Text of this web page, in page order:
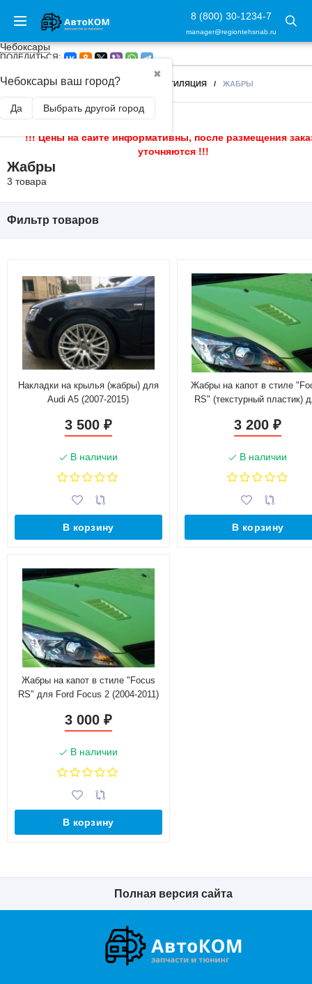
8 (800) 30-1234-7
manager@regiontehsnab.ru
Чебоксары
✖
Чебоксары ваш город?
Да Выбрать другой город
ПОДЕЛИТЬСЯ:
ГЛАВНАЯ / ВНЕШНИЙ ТЮНИНГ ВЕНТИЛЯЦИЯ / ЖАБРЫ
!!! Цены на сайте информативны, после размещения
уточняются !!!
Жабры
3 товара
Фильтр товаров
Накладки на крылья (жабры) для
Audi A5 (2007-2015)
3 500 ₽
В наличии
В корзину
Жабры на капот в стиле
RS" (текстурный пластик)
3 200₽
В наличии
В корзину
Жабры на капот в стиле "Focus
RS" для Ford Focus 2 (2004-2011)
3 000 ₽
В наличии
В корзину
Полная версия сайта